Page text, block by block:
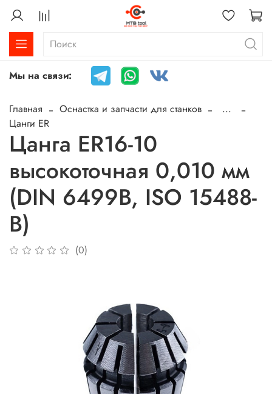
Мы на связи:
Главная Оснастка и запчасти для станков
...
Цанги ER
Цанга ER16-10
высокоточная 0,010 мм
(DIN 6499B, ISO 15488-
B)
(0)